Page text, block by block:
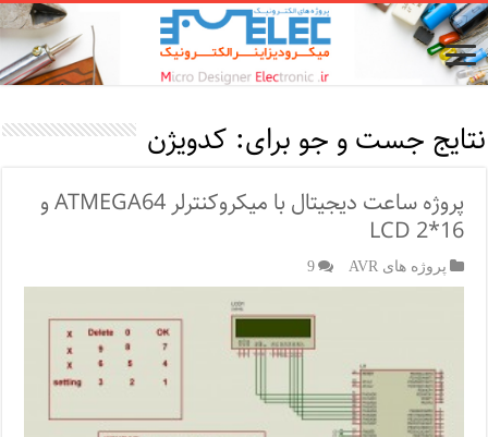
نتایج جست و جو برای: کدویژن
پروژه ساعت دیجیتال با میکروکنترلر ATMEGA64 و
LCD 2*16
پروژه های AVR 9